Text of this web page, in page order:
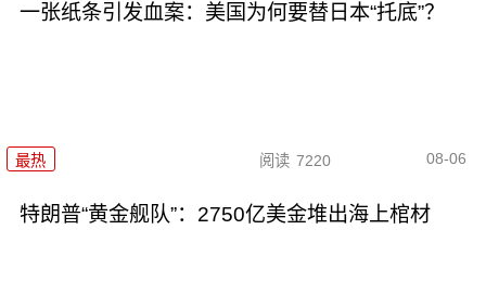
一张纸条引发血案：美国为何要替日本“托底”？
最热 阅读 7220 08-06
特朗普“黄金舰队”：2750亿美金堆出海上棺材